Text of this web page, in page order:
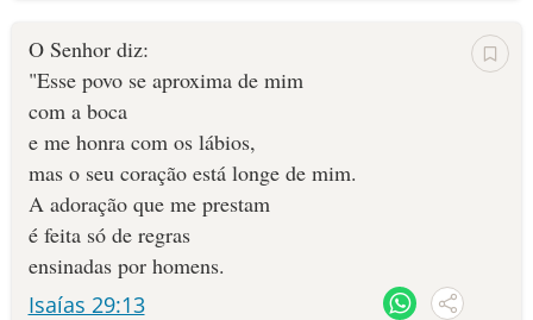
O Senhor diz:
"Esse povo se aproxima de mim
com a boca
e me honra com os lábios,
mas o seu coração está longe de mim.
A adoração que me prestam
é feita só de regras
ensinadas por homens.
Isaías 29:13